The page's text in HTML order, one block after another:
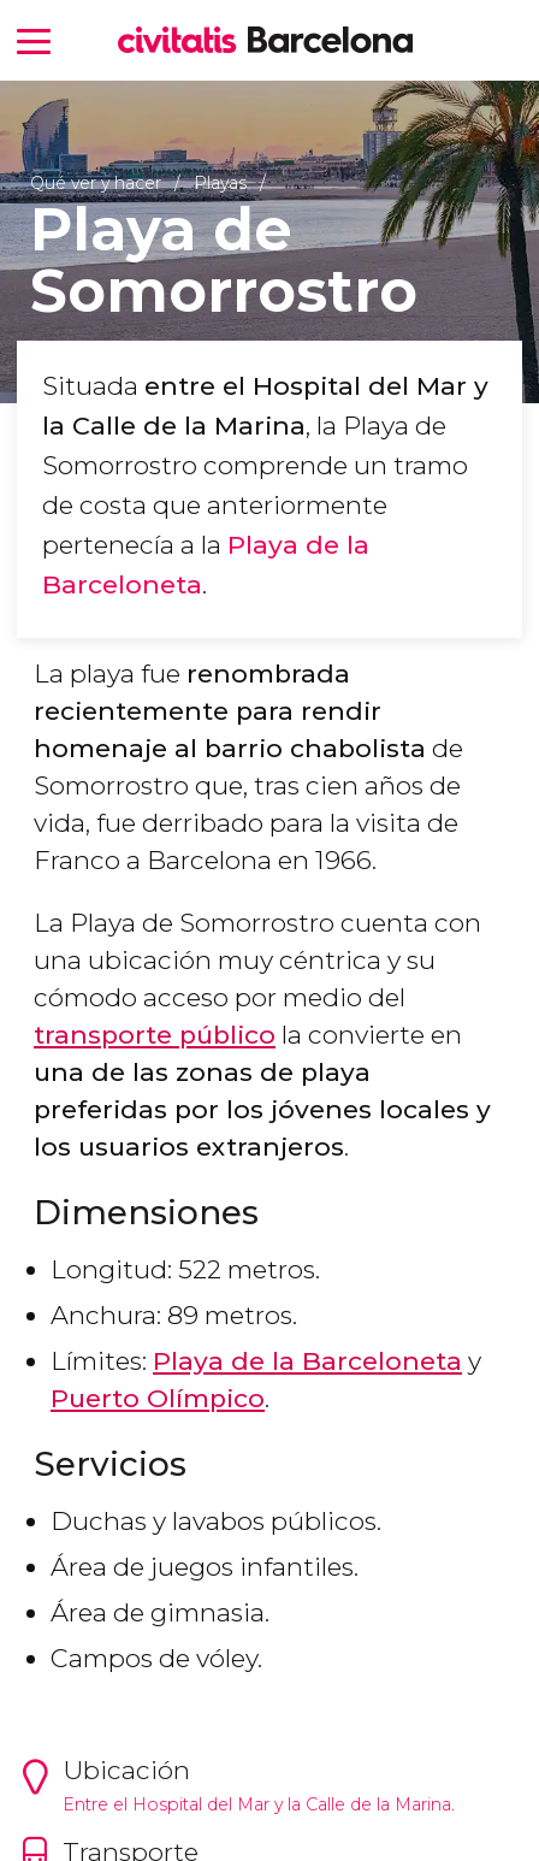
Qué ver y hacer Playas
Playa de
Somorrostro
Situada entre el Hospital del Mar y
la Calle de la Marina, la Playa de
Somorrostro comprende un tramo
de costa que anteriormente
pertenecía a la Playa de la
Barceloneta.
La playa fue renombrada
recientemente para rendir
homenaje al barrio chabolista de
Somorrostro que, tras cien años de
vida, fue derribado para la visita de
Franco a Barcelona en 1966.
La Playa de Somorrostro cuenta con
una ubicación muy céntrica y su
cómodo acceso por medio del
transporte público la convierte en
una de las zonas de playa
preferidas por los jóvenes locales y
los usuarios extranjeros.
Dimensiones
Longitud: 522 metros.
Anchura: 89 metros.
Límites: Playa de la Barceloneta y
Puerto Olímpico.
Servicios
Duchas y lavabos públicos.
Área de juegos infantiles.
Área de gimnasia.
Campos de vóley.
Ubicación
Entre el Hospital del Mar y la Calle de la Marina.
Transporte